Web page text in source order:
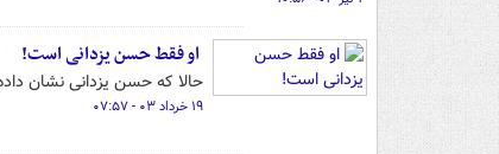
او فقط حسن یزدانی است!
حالا که حسن یزدانی نشان
۱۹ خرداد ۰۳ - ۰۷:۵۷